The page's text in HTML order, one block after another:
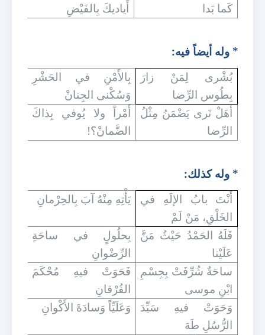
كَما بَدا
أَياديكَ بِالفَيْضِ
* وله أيضاً فيه:
بُشْرى لِمَنْ زارَ
بِطُوس الرِّضا
بِالأَمْنِ في الحَشْرِ
وَسُكْنى الجِنانْ
أهَلْ تَرى يَضْمَنُ مِثْلُ
الرِّضا
أَمْراً ولا يُوفي بِذاكَ
الضَّمانْ؟!
* وله كذلك:
أَنْتَ بابُ الإلَهِ في
الخَلْقِ، مَنْ لَمْ
يَأْتِهِ مِنْهُ آبَ بِالحِرْمانِ
فَلَهُ الحَمْدُ حَيْثُ مَنَّ
عَلَيْنا
بِحلُولٍ في ساحَةِ
الرِّضْوانِ
ساحَةٌ شُرِّفَتْ بِجِسْمِ
ابْنِ موسى
فَحَوَتْ فيهِ مُحْكَمَ
الفُرْقانِ
وَحَوَتْ فيهِ سَيِّدَ
الرُّسُلِ طَهَ
وَعَلَيِّاً وَسادَةَ الأَكْوانِ